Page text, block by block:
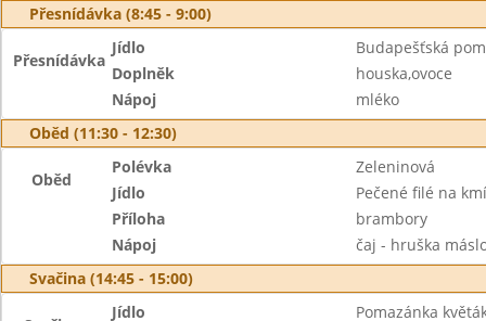
Přesnídávka (8:45 - 9:00)
Přesnídávka
Jídlo
Budapešťská
Doplněk
houska,ovoce
Nápoj
mléko
Oběd (11:30 - 12:30)
Oběd
Polévka
Zeleninová
Jídlo
Pečené filé na
Příloha
brambory
Nápoj
čaj - hruška
Svačina (14:45 - 15:00)
Jídlo
Pomazánka